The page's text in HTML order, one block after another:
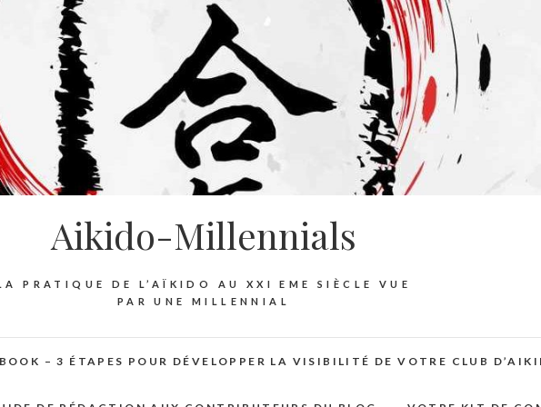
Aikido-Millennials
PRATIQUE DE L’AÏKIDO AU XXI EME SIÈCLE VUE
PAR UNE MILLENNIAL
– 3 ÉTAPES POUR DÉVELOPPER LA VISIBILITÉ DE VOTRE CLUB